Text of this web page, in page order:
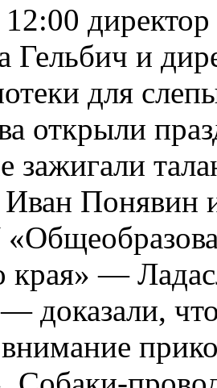
Гельбич и
для
открыли
зажигали
Иван Понявин
края» —
доказали,